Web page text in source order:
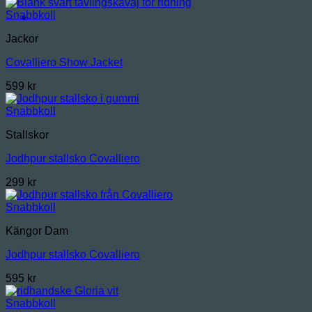
Snabbkoll
Jackor
Covalliero Show Jacket
599 kr
Snabbkoll
Stallskor
Jodhpur stallsko Covalliero
299 kr
Snabbkoll
Kängor Dam
Jodhpur stallsko Covalliero
595 kr
Snabbkoll